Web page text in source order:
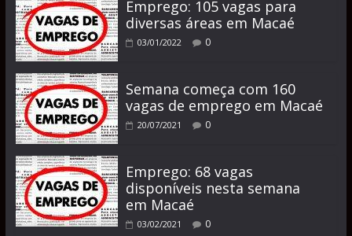
Emprego: 105 vagas para
diversas áreas em Macaé
03/01/2022 0
Semana começa com 160
vagas de emprego em Macaé
20/07/2021 0
Emprego: 68 vagas
disponíveis nesta semana
em Macaé
03/02/2021 0